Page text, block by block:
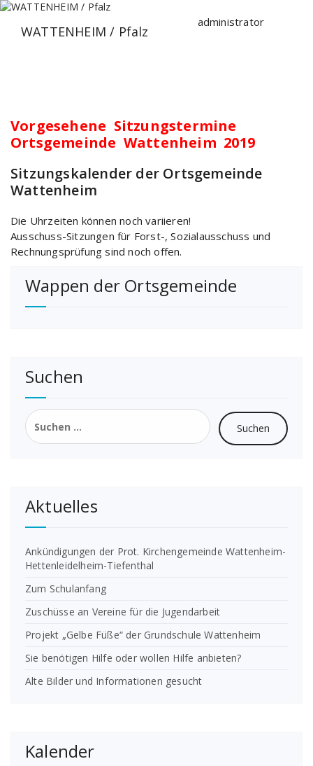
Zum
springenWATTENHEIM / Pfalz
administrator
Vorgesehene Sitzungstermine
Ortsgemeinde Wattenheim 2019
Sitzungskalender der Ortsgemeinde
Wattenheim
Die Uhrzeiten können noch variieren!
Ausschuss-Sitzungen für Forst-, Sozialausschuss und
Rechnungsprüfung sind noch offen.
Wappen der Ortsgemeinde
Suchen
Suchen
nach:
Aktuelles
Ankündigungen der Prot. Kirchengemeinde Wattenheim-
Hettenleidelheim-Tiefenthal
Zum Schulanfang
Zuschüsse an Vereine für die Jugendarbeit
Projekt „Gelbe Füße“ der Grundschule Wattenheim
Sie benötigen Hilfe oder wollen Hilfe anbieten?
Alte Bilder und Informationen gesucht
Kalender